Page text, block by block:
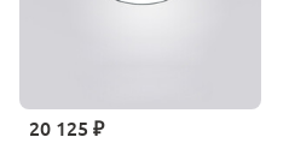
20 125 ₽